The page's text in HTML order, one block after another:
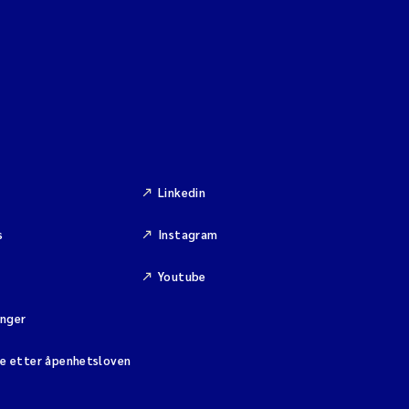
etter åpenhetsloven
Linkedin
Instagram
Youtube